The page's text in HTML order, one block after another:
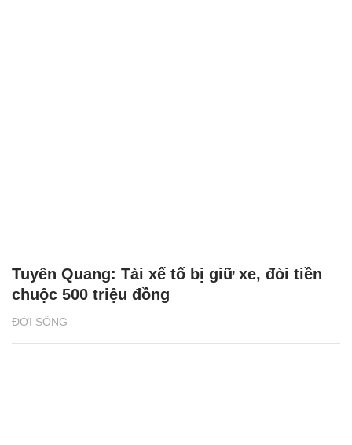
ĐỜI SỐNG
Tuyên Quang: Tài xế tố bị giữ xe, đòi tiền
chuộc 500 triệu đồng